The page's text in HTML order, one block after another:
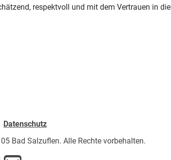
respektvoll und mit dem Vertrauen in die
Datenschutz
Bad Salzuflen. Alle Rechte vorbehalten.